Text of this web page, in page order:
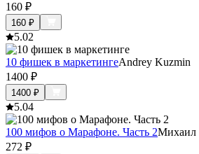
160 ₽
160 ₽
5.02
10 фишек в маркетингеAndrey Kuzmin
1400 ₽
1400 ₽
5.04
100 мифов о Марафоне. Часть 2Михаил
272 ₽